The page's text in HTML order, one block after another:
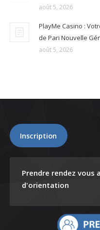
août 5, 2026
PlayMe Casino :
de Pari Nouvelle
août 5, 2026
Inscription
Prendre rendez vous
d'orientation